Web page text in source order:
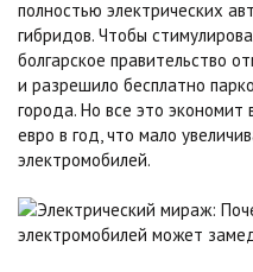
полностью электрических
гибридов. Чтобы
болгарское правительство
и разрешило бесплатно
города. Но все это экономит
евро в год, что мало
электромобилей.